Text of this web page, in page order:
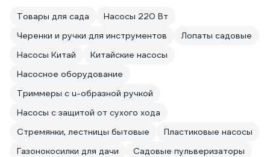
Товары для сада
Насосы 220 Вт
Черенки и ручки для инструментов
Лопаты садовые
Насосы Китай
Китайские насосы
Насосное оборудование
Триммеры с u-образной ручкой
Насосы с защитой от сухого хода
Стремянки, лестницы бытовые
Пластиковые насосы
Газонокосилки для дачи
Садовые пульверизаторы